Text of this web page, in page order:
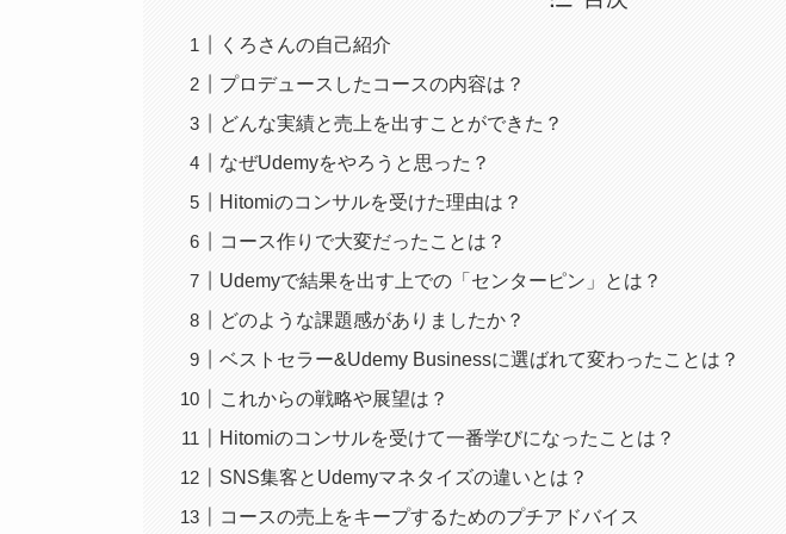
くろさんの自己紹介
プロデュースしたコースの内容は？
どんな実績と売上を出すことができた？
なぜUdemyをやろうと思った？
Hitomiのコンサルを受けた理由は？
コース作りで大変だったことは？
Udemyで結果を出す上での「センターピン」とは？
どのような課題感がありましたか？
ベストセラー&Udemy Businessに選ばれて変わったことは？
これからの戦略や展望は？
Hitomiのコンサルを受けて一番学びになったことは？
SNS集客とUdemyマネタイズの違いとは？
コースの売上をキープするためのプチアドバイス